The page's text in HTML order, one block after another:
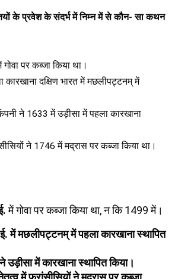
के प्रवेश के संदर्भ में निम्न में से कौन- सा कथन
पर कब्जा किया था।
दक्षिण भारत में मछलीपट्टनम् में
ने 1633 में उड़ीसा में पहला कारखाना
ने 1746 में मद्रास पर कब्जा किया था।
में गोवा पर कब्जा किया था, न कि 1499 में।
में मछलीपट्टनम् में पहला कारखाना स्थापित
में कारखाना स्थापित किया।